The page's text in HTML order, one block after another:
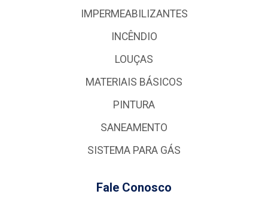
IMPERMEABILIZANTES
INCÊNDIO
LOUÇAS
MATERIAIS BÁSICOS
PINTURA
SANEAMENTO
SISTEMA PARA GÁS
Fale Conosco